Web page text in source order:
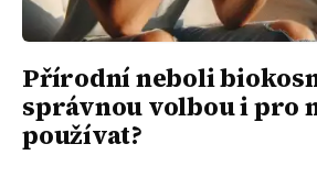
Přírodní neboli
správnou volbou i pro
používat?